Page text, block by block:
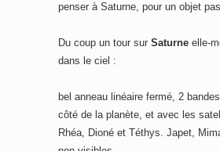
penser à Saturne, pour un objet
Du coup un tour sur Saturne elle-
dans le ciel :
bel anneau linéaire fermé, 2
côté de la planète, et avec les
Rhéa, Dioné et Téthys. Japet,